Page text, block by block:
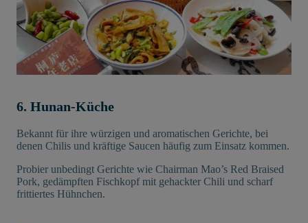
6. Hunan-Küche
Bekannt für ihre würzigen und aromatischen Gerichte, bei
denen Chilis und kräftige Saucen häufig zum Einsatz kommen.
Probier unbedingt Gerichte wie Chairman Mao’s Red Braised
Pork, gedämpften Fischkopf mit gehackter Chili und scharf
frittiertes Hühnchen.